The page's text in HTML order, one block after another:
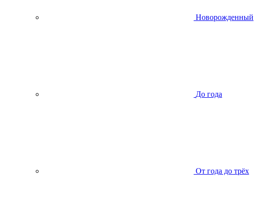
Новорожденный
До года
От года до трёх